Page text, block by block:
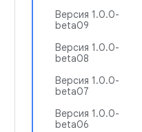
Версия 1.0.0-
beta09
Версия 1.0.0-
beta08
Версия 1.0.0-
beta07
Версия 1.0.0-
beta06